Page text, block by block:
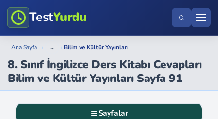
TestYurdu
Ana Sayfa › ... › Bilim ve Kültür Yayınları
8. Sınıf İngilizce Ders Kitabı Cevapları
Bilim ve Kültür Yayınları Sayfa 91
Sayfalar